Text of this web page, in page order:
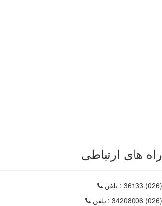
راه های ارتباطی
(026) 36133
: تلفن
(026) 34208006
: تلفن